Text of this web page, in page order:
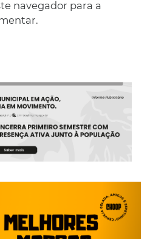
navegador para a